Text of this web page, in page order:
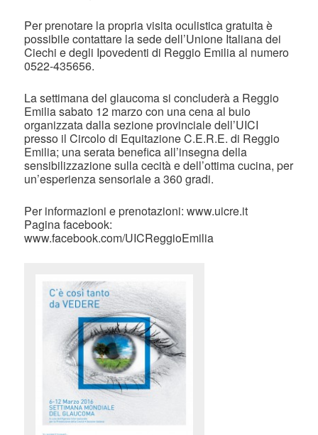
Per prenotare la propria visita oculistica gratuita è
possibile contattare la sede dell’Unione Italiana dei
Ciechi e degli Ipovedenti di Reggio Emilia al numero
0522-435656.
La settimana del glaucoma si concluderà a Reggio
Emilia sabato 12 marzo con una cena al buio
organizzata dalla sezione provinciale dell’UICI
presso il Circolo di Equitazione C.E.R.E. di Reggio
Emilia; una serata benefica all’insegna della
sensibilizzazione sulla cecità e dell’ottima cucina, per
un’esperienza sensoriale a 360 gradi.
Per informazioni e prenotazioni: www.uicre.it
Pagina facebook:
www.facebook.com/UICReggioEmilia